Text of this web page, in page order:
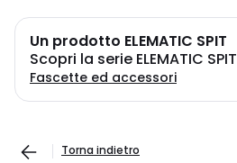
Un prodotto ELEMATIC SPIT
Scopri la serie ELEMATIC SPIT
Fascette ed accessori
Torna indietro